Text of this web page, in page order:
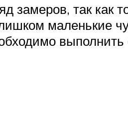
замеров, так как
маленькие